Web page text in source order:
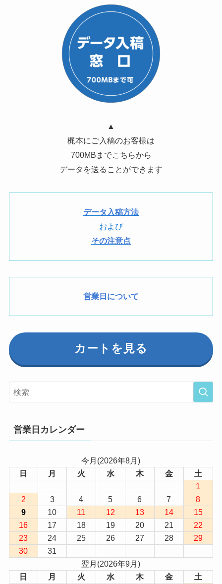
▲
梶本にご入稿のお客様は
700MBまでこちらから
データを送ることができます
データ入稿方法
および
その注意点
営業日について
カートを見る
営業日カレンダー
今月(2026年8月)
日
月 火 水 木 金
土
1
2
3 4 5 6 7
8
9
10 11 12 13 14
15
16
17 18 19 20 21
22
23
24 25 26 27 28
29
30
31
翌月(2026年9月)
日
月 火 水 木 金
土